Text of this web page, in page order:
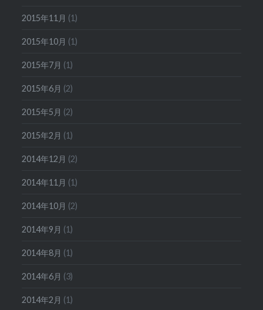
2015年11月 (1)
2015年10月 (1)
2015年7月 (1)
2015年6月 (2)
2015年5月 (2)
2015年2月 (1)
2014年12月 (2)
2014年11月 (1)
2014年10月 (2)
2014年9月 (1)
2014年8月 (1)
2014年6月 (3)
2014年2月 (1)